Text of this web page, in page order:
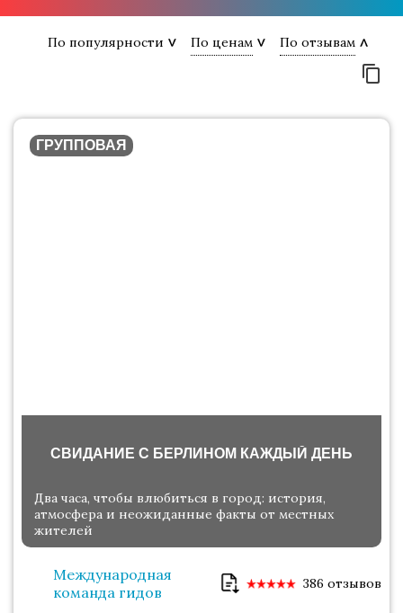
По популярности По ценам По отзывам
ГРУППОВАЯ
СВИДАНИЕ С БЕРЛИНОМ КАЖДЫЙ ДЕНЬ
Два часа, чтобы влюбиться в город: история,
атмосфера и неожиданные факты от местных
жителей
Международная
команда гидов
386 отзывов